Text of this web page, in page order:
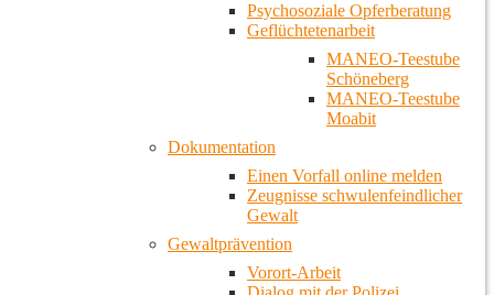
Psychosoziale Opferberatung
Geflüchtetenarbeit
MANEO-Teestube
Schöneberg
MANEO-Teestube
Moabit
Dokumentation
Einen Vorfall online melden
Zeugnisse schwulenfeindlicher
Gewalt
Gewaltprävention
Vorort-Arbeit